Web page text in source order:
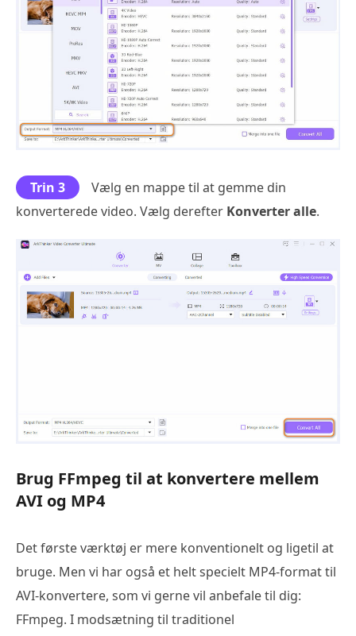
Trin 3
Vælg en mappe til at gemme din
konverterede video. Vælg derefter Konverter alle.
Brug FFmpeg til at konvertere mellem
AVI og MP4
Det første værktøj er mere konventionelt og ligetil at
bruge. Men vi har også et helt specielt MP4-format til
AVI-konvertere, som vi gerne vil anbefale til dig:
FFmpeg. I modsætning til traditionel